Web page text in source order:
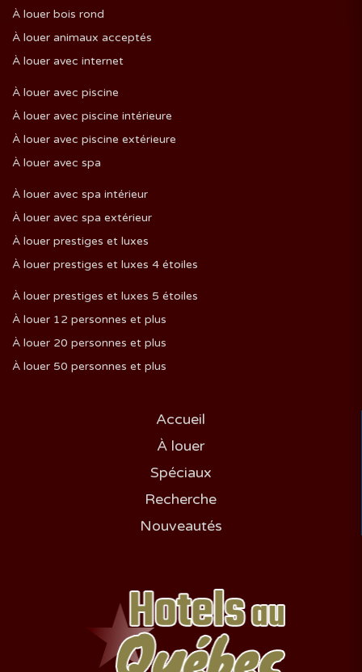
À louer bois rond
À louer animaux acceptés
À louer avec internet
À louer avec piscine
À louer avec piscine intérieure
À louer avec piscine extérieure
À louer avec spa
À louer avec spa intérieur
À louer avec spa extérieur
À louer prestiges et luxes
À louer prestiges et luxes 4 étoiles
À louer prestiges et luxes 5 étoiles
À louer 12 personnes et plus
À louer 20 personnes et plus
À louer 50 personnes et plus
Accueil
À louer
Spéciaux
Recherche
Nouveautés